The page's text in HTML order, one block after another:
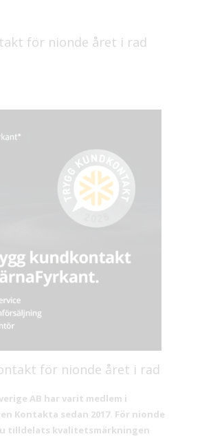
för nionde året i rad
för nionde året i rad
AB har varit medlem i
Kontakta sedan 2017. För nionde
tilldelats kvalitetsmärkningen